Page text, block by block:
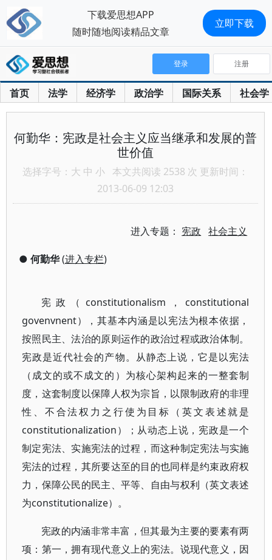
首页 法学 经济学 政治学 国际关系 社会学
登录 注册
何勤华：宪政是社会主义应当继承和发展的普
世价值
选择字号： 大 中 小 本文共阅读 2538 次 更新时间：
2013-06-09 12:03
进入专题： 宪政 社会主义
● 何勤华(进入专栏)
宪政（constitutionalism，constitutional
govenvnent），其基本内涵是以宪法为根本依据，
按照民主、法治的原则运作的政治过程或政治体制。
宪政是近代社会的产物。从静态上说，它是以宪法
（成文的或不成文的）为核心架构起来的一整套制
度，这套制度以保障人权为宗旨，以限制政府的非理
性、不合法权力之行使为目标（英文表述就是
constitutionalization）；从动态上说，宪政是一个
制定宪法、实施宪法的过程，而这种制定宪法与实施
宪法的过程，其所要达至的目的也同样是约束政府权
力，保障公民的民主、平等、自由与权利（英文表述
为constitutionalize）。
宪政的内涵非常丰富，但其最为主要的要素有两
项：第一，拥有现代意义上的宪法。说现代意义，因
下载爱思想APP
随时随地阅读精品文章
立即下载